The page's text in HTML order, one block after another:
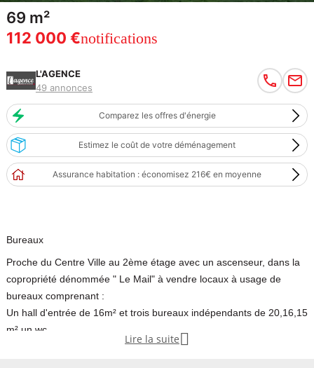
69 m²
112 000 €notifications
L'AGENCE
49 annonces
Comparez les offres d'énergie
Estimez le coût de votre déménagement
Assurance habitation : économisez 216€ en moyenne
Bureaux
Proche du Centre Ville au 2ème étage avec un ascenseur, dans la
copropriété dénommée " Le Mail" à vendre locaux à usage de
bureaux comprenant :
Un hall d'entrée de 16m² et trois bureaux indépendants de 20,16,15
m²,un wc.
Au sous sol un garage et une place de parking.
Lire la suite